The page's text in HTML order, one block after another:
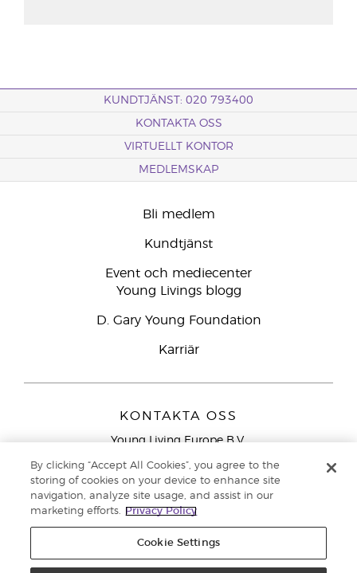
KUNDTJÄNST: 020 793400
KONTAKTA OSS
VIRTUELLT KONTOR
MEDLEMSKAP
Bli medlem
Kundtjänst
Event och mediecenter
Young Livings blogg
D. Gary Young Foundation
Karriär
KONTAKTA OSS
Young Living Europe B.V.
9727 AJ Groningen
Nederländerna
Kundtjänst – Avgiftsfritt lokalsamtal (ej från
mobiltelefon):020 793400
By clicking “Accept All Cookies”, you agree to the
storing of cookies on your device to enhance site
navigation, analyze site usage, and assist in our
marketing efforts.
Privacy Policy
Cookie Settings